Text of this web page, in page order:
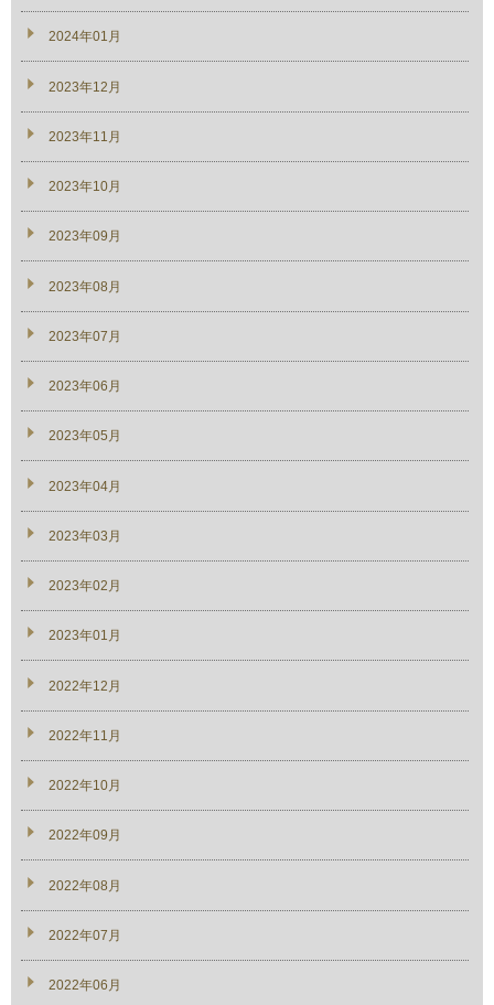
2024年01月
2023年12月
2023年11月
2023年10月
2023年09月
2023年08月
2023年07月
2023年06月
2023年05月
2023年04月
2023年03月
2023年02月
2023年01月
2022年12月
2022年11月
2022年10月
2022年09月
2022年08月
2022年07月
2022年06月